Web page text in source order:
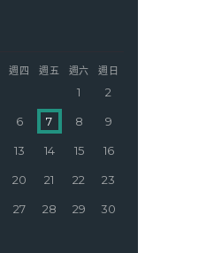
週四 週五 週六 週日
1 2
6 7 8 9
13 14 15 16
20 21 22 23
27 28 29 30